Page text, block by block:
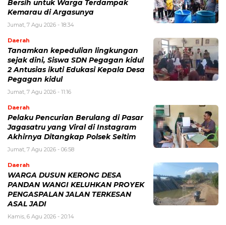
Bersih untuk Warga Terdampak
Kemarau di Argasunya
Jumat, 7 Agu 2026 - 18:34
Daerah
Tanamkan kepedulian lingkungan
sejak dini, Siswa SDN Pegagan kidul
2 Antusias ikuti Edukasi Kepala Desa
Pegagan kidul
Jumat, 7 Agu 2026 - 11:16
Daerah
Pelaku Pencurian Berulang di Pasar
Jagasatru yang Viral di Instagram
Akhirnya Ditangkap Polsek Seltim
Jumat, 7 Agu 2026 - 06:58
Daerah
WARGA DUSUN KERONG DESA
PANDAN WANGI KELUHKAN PROYEK
PENGASPALAN JALAN TERKESAN
ASAL JADI
Kamis, 6 Agu 2026 - 20:14